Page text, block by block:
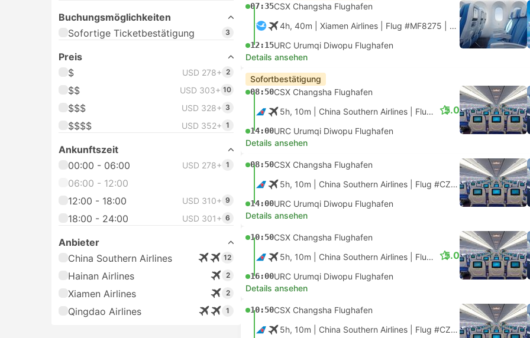
Buchungsmöglichkeiten
Sofortige Ticketbestätigung
3
Preis
$
USD 278+ 2
$$ USD 303+ 10
$$$ USD 328+ 3
$$$$ USD 352+ 1
Ankunftszeit
00:00 - 06:00
USD 278+ 1
06:00 - 12:00
12:00 - 18:00
USD 310+ 9
18:00 - 24:00 USD 301+ 6
Anbieter
China Southern Airlines
12
Hainan Airlines 2
Xiamen Airlines 2
Qingdao Airlines 1
07:35CSX Changsha Flughafen
4h, 40m | Xiamen Airlines Flug #MF8275 Economy
12:15URC Urumqi Diwopu Flughafen
Details ansehen
Sofortbestätigung
08:50CSX Changsha Flughafen
5h, 10m | China Southern Airlines Flug #CZ3467 |Economy
14:00URC Urumqi Diwopu Flughafen
5.0
Details ansehen
08:50CSX Changsha Flughafen
5h, 10m | China Southern Airlines Flug #CZ3467 |Economy
14:00URC Urumqi Diwopu Flughafen
Details ansehen
10:50CSX Changsha Flughafen
5h, 10m | China Southern Airlines Flug #CZ3629 |Economy
16:00URC Urumqi Diwopu Flughafen
5.0
Details ansehen
10:50CSX Changsha Flughafen
5h, 10m | China Southern Airlines Flug #CZ3629 |Economy